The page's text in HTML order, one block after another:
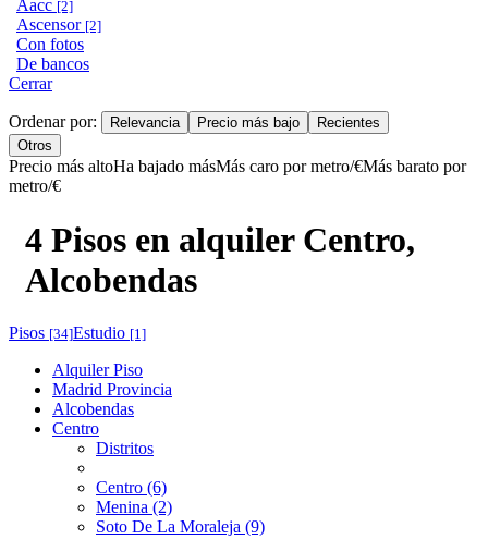
Aacc [2]
Ascensor [2]
Con fotos
De bancos
Cerrar
Ordenar por: Relevancia Precio más bajo
Recientes
Otros
Precio más altoHa bajado másMás caro por metro/€Más barato por
metro/€
4 Pisos en alquiler Centro,
Alcobendas
Pisos [34]Estudio [1]
Alquiler Piso
Madrid Provincia
Alcobendas
Centro
Distritos
Centro (6)
Menina (2)
Soto De La Moraleja (9)